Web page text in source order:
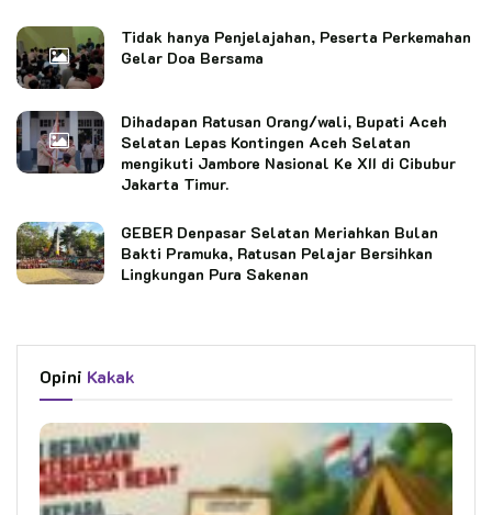
Tidak hanya Penjelajahan, Peserta Perkemahan
Gelar Doa Bersama
Dihadapan Ratusan Orang/wali, Bupati Aceh
Selatan Lepas Kontingen Aceh Selatan
mengikuti Jambore Nasional Ke XII di Cibubur
Jakarta Timur.
GEBER Denpasar Selatan Meriahkan Bulan
Bakti Pramuka, Ratusan Pelajar Bersihkan
Lingkungan Pura Sakenan
Opini Kakak